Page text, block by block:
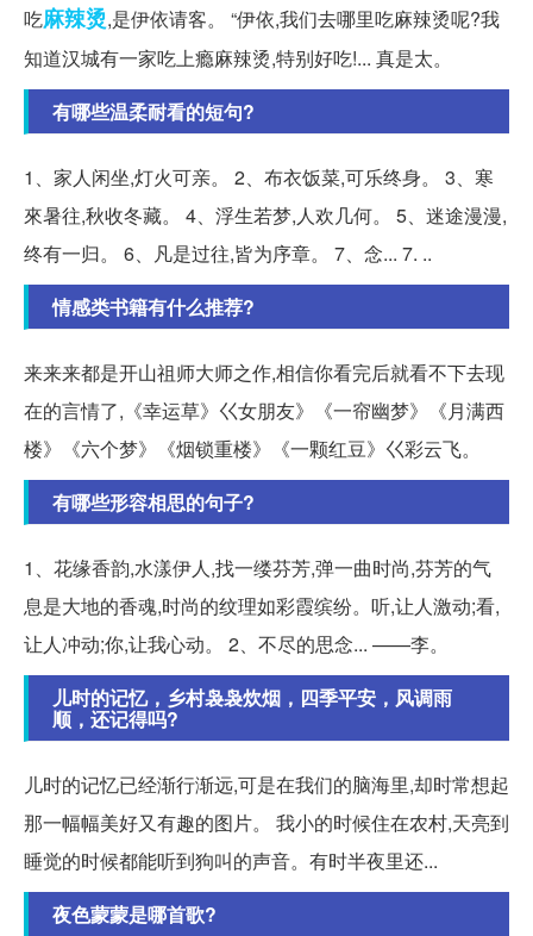
吃麻辣烫,是伊依请客。 “伊依,我们去哪里吃麻辣烫呢?我
知道汉城有一家吃上瘾麻辣烫,特别好吃!... 真是太。
有哪些温柔耐看的短句?
1、家人闲坐,灯火可亲。 2、布衣饭菜,可乐终身。 3、寒
來暑往,秋收冬藏。 4、浮生若梦,人欢几何。 5、迷途漫漫,
终有一归。 6、凡是过往,皆为序章。 7、念... 7. ..
情感类书籍有什么推荐?
来来来都是开山祖师大师之作,相信你看完后就看不下去现
在的言情了,《幸运草》巜女朋友》《一帘幽梦》《月满西
楼》《六个梦》《烟锁重楼》《一颗红豆》巜彩云飞。
有哪些形容相思的句子?
1、花缘香韵,水漾伊人,找一缕芬芳,弹一曲时尚,芬芳的气
息是大地的香魂,时尚的纹理如彩霞缤纷。听,让人激动;看,
让人冲动;你,让我心动。 2、不尽的思念... ——李。
儿时的记忆，乡村袅袅炊烟，四季平安，风调雨
顺，还记得吗?
儿时的记忆已经渐行渐远,可是在我们的脑海里,却时常想起
那一幅幅美好又有趣的图片。 我小的时候住在农村,天亮到
睡觉的时候都能听到狗叫的声音。有时半夜里还...
夜色蒙蒙是哪首歌?